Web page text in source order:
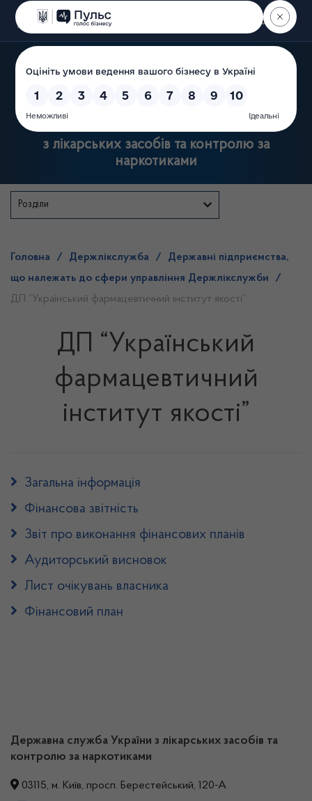
Пошук
Державна служба України
з лікарських засобів та контролю за
наркотиками
Розділи
Головна / Держлікслужба /
Державні підприємства,
що належать до сфери управління Держлікслужби
/
ДП “Український фармацевтичний інститут якості”
ДП “Український
фармацевтичний
інститут якості”
Загальна інформація
Фінансова звітність
Звіт про виконання фінансових планів
Аудиторський висновок
Лист очікувань власника
Фінансовий план
Державна служба України з лікарських засобів та
контролю за наркотиками
03115, м. Київ, просп. Берестейський, 120-А